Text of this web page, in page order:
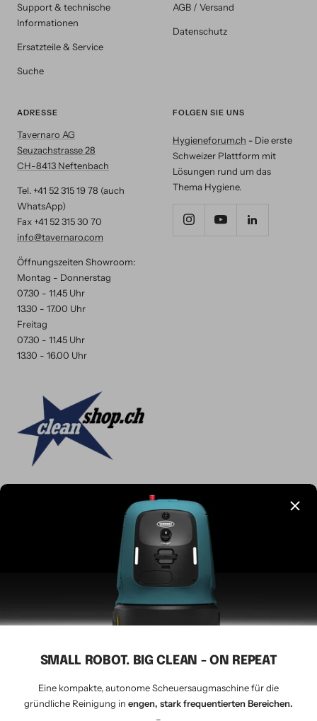
SMALL ROBOT. BIG CLEAN - ON REPEAT
Eine kompakte, autonome Scheuersaugmaschine für die
gründliche Reinigung in engen, stark frequentierten Bereichen.
Support & technische
Informationen
Ersatzteile & Service
Suche
AGB / Versand
Datenschutz
ADRESSE
Tavernaro AG
Seuzachstrasse 28
CH-8413 Neftenbach
Tel. +41 52 315 19 78 (auch
WhatsApp)
Fax +41 52 315 30 70
info@tavernaro.com
Öffnungszeiten Showroom:
Montag - Donnerstag
07.30 - 11.45 Uhr
13.30 - 17.00 Uhr
Freitag
07.30 - 11.45 Uhr
13.30 - 16.00 Uhr
FOLGEN SIE UNS
Hygieneforum.ch - Die erste
Schweizer Plattform mit
Lösungen rund um das
Thema Hygiene.
© 2026 Tavernaro AG - seit 1924